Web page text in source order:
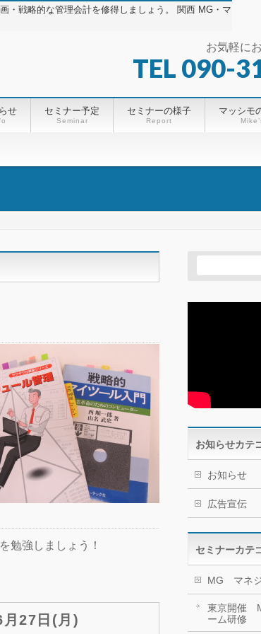
・戦略的な管理会計を修得しましょう。 関西 MG・マ
お気軽に
TEL 090-
せ セミナー予定
Seminar
セミナーの様子
Report
マッシモ
勉強しましょう！
27日(月)
お知らせカテ
お知らせ
広告宣伝
セミナーカテ
MG マネ
東京開催
ーム研修